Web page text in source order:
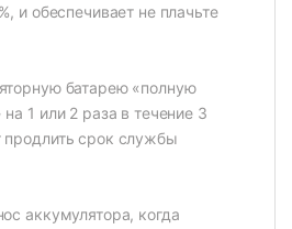
и обеспечивает не плачьте
батарею «полную
1 или 2 раза в течение 3
срок службы
аккумулятора, когда